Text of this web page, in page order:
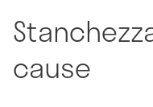
cause